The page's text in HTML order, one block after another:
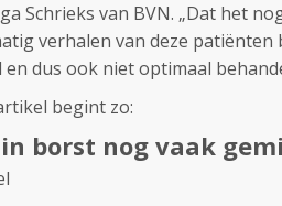
Schrieks van BVN. „Dat het
verhalen van deze
dus ook niet optimaal
begint zo:
borst nog vaak